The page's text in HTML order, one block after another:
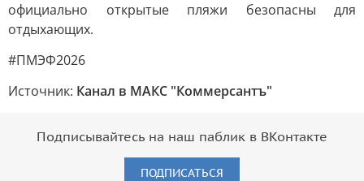
официально открытые пляжи безопасны для
отдыхающих.
#ПМЭФ2026
Источник: Канал в МАКС "Коммерсантъ"
Подписывайтесь на наш паблик в ВКонтакте
ПОДПИСАТЬСЯ